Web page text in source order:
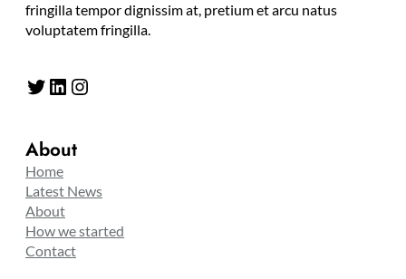
fringilla tempor dignissim at, pretium et arcu natus
voluptatem fringilla.
Twitter LinkedIn Instagram
About
Home
Latest News
About
How we started
Contact